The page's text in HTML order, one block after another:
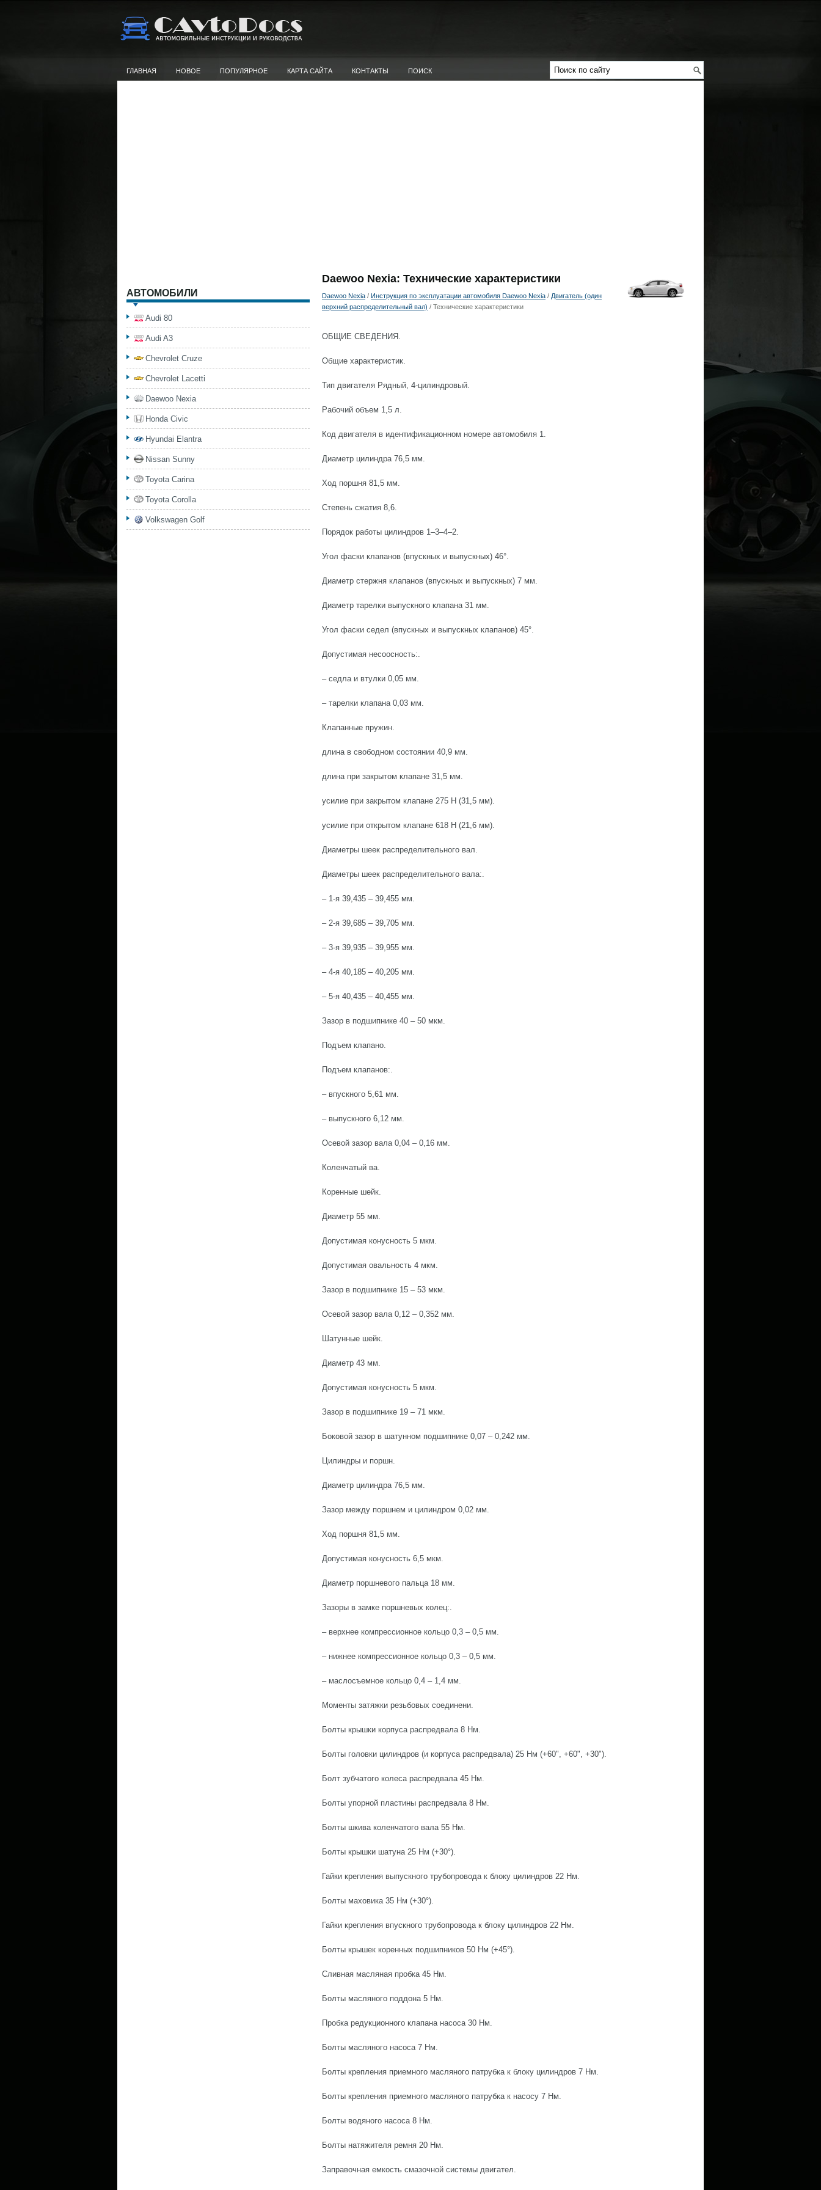
ГЛАВНАЯ НОВОЕ ПОПУЛЯРНОЕ КАРТА САЙТА КОНТАКТЫ ПОИСК
Daewoo Nexia: Технические характеристики
Daewoo Nexia / Инструкция по эксплуатации автомобиля Daewoo Nexia / Двигатель (один
верхний распределительный вал) / Технические характеристики
ОБЩИЕ СВЕДЕНИЯ.
Общие характеристик.
Тип двигателя Рядный, 4-цилиндровый.
Рабочий объем 1,5 л.
Код двигателя в идентификационном номере автомобиля 1.
Диаметр цилиндра 76,5 мм.
Ход поршня 81,5 мм.
Степень сжатия 8,6.
Порядок работы цилиндров 1–3–4–2.
Угол фаски клапанов (впускных и выпускных) 46°.
Диаметр стержня клапанов (впускных и выпускных) 7 мм.
Диаметр тарелки выпускного клапана 31 мм.
Угол фаски седел (впускных и выпускных клапанов) 45°.
Допустимая несоосность:.
– седла и втулки 0,05 мм.
– тарелки клапана 0,03 мм.
Клапанные пружин.
длина в свободном состоянии 40,9 мм.
длина при закрытом клапане 31,5 мм.
усилие при закрытом клапане 275 Н (31,5 мм).
усилие при открытом клапане 618 Н (21,6 мм).
Диаметры шеек распределительного вал.
Диаметры шеек распределительного вала:.
– 1-я 39,435 – 39,455 мм.
– 2-я 39,685 – 39,705 мм.
– 3-я 39,935 – 39,955 мм.
– 4-я 40,185 – 40,205 мм.
– 5-я 40,435 – 40,455 мм.
Зазор в подшипнике 40 – 50 мкм.
Подъем клапано.
Подъем клапанов:.
– впускного 5,61 мм.
– выпускного 6,12 мм.
Осевой зазор вала 0,04 – 0,16 мм.
Коленчатый ва.
Коренные шейк.
Диаметр 55 мм.
Допустимая конусность 5 мкм.
Допустимая овальность 4 мкм.
Зазор в подшипнике 15 – 53 мкм.
Осевой зазор вала 0,12 – 0,352 мм.
Шатунные шейк.
Диаметр 43 мм.
Допустимая конусность 5 мкм.
Зазор в подшипнике 19 – 71 мкм.
Боковой зазор в шатунном подшипнике 0,07 – 0,242 мм.
Цилиндры и поршн.
Диаметр цилиндра 76,5 мм.
Зазор между поршнем и цилиндром 0,02 мм.
Ход поршня 81,5 мм.
Допустимая конусность 6,5 мкм.
Диаметр поршневого пальца 18 мм.
Зазоры в замке поршневых колец:.
– верхнее компрессионное кольцо 0,3 – 0,5 мм.
– нижнее компрессионное кольцо 0,3 – 0,5 мм.
– маслосъемное кольцо 0,4 – 1,4 мм.
Моменты затяжки резьбовых соединени.
Болты крышки корпуса распредвала 8 Нм.
Болты головки цилиндров (и корпуса распредвала) 25 Нм (+60", +60", +30").
Болт зубчатого колеса распредвала 45 Нм.
Болты упорной пластины распредвала 8 Нм.
Болты шкива коленчатого вала 55 Нм.
Болты крышки шатуна 25 Нм (+30°).
Гайки крепления выпускного трубопровода к блоку цилиндров 22 Нм.
Болты маховика 35 Нм (+30°).
Гайки крепления впускного трубопровода к блоку цилиндров 22 Нм.
Болты крышек коренных подшипников 50 Нм (+45°).
Сливная масляная пробка 45 Нм.
Болты масляного поддона 5 Нм.
Пробка редукционного клапана насоса 30 Нм.
Болты масляного насоса 7 Нм.
Болты крепления приемного масляного патрубка к блоку цилиндров 7 Нм.
Болты крепления приемного масляного патрубка к насосу 7 Нм.
Болты водяного насоса 8 Нм.
Болты натяжителя ремня 20 Нм.
Заправочная емкость смазочной системы двигател.
АВТОМОБИЛИ
Audi 80
Audi A3
Chevrolet Cruze
Chevrolet Lacetti
Daewoo Nexia
Honda Civic
Hyundai Elantra
Nissan Sunny
Toyota Carina
Toyota Corolla
Volkswagen Golf